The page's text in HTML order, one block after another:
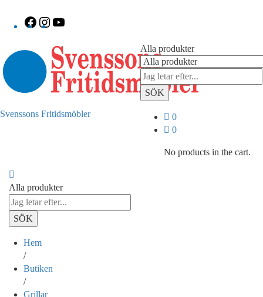
FacebookInstagram
Svenssons Fritidsmöbler
Alla produkter
SÖK
0
0
No products in the cart.
Alla produkter
SÖK
Hem
/
Butiken
/
Grillar